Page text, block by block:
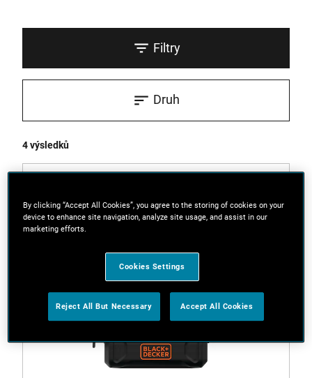
Filtry
4 výsledků
Druh
By clicking “Accept All Cookies”, you agree to the storing of cookies on your
device to enhance site navigation, analyze site usage, and assist in our
marketing efforts.
Cookies Settings
Reject All But Necessary Accept All Cookies